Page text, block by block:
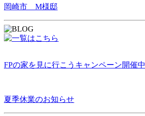
岡崎市 M様邸
FPの家を見に行こうキャンペーン開催中
夏季休業のお知らせ